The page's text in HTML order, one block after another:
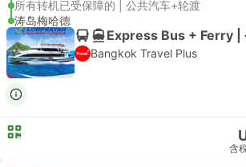
所有转机已受保障的 | 公共汽车+轮渡
涛岛梅哈德
Express Bus + Ferry |
Bangkok Travel Plus
含